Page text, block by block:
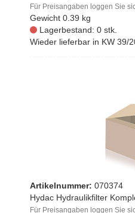
Für Preisangaben loggen Sie
Gewicht 0.39 kg
Lagerbestand: 0 stk.
Wieder lieferbar in KW 39/
Artikelnummer: 070374
Hydac Hydraulikfilter
Für Preisangaben loggen Sie